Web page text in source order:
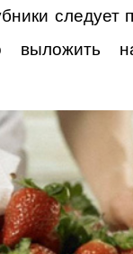
следует
выложить